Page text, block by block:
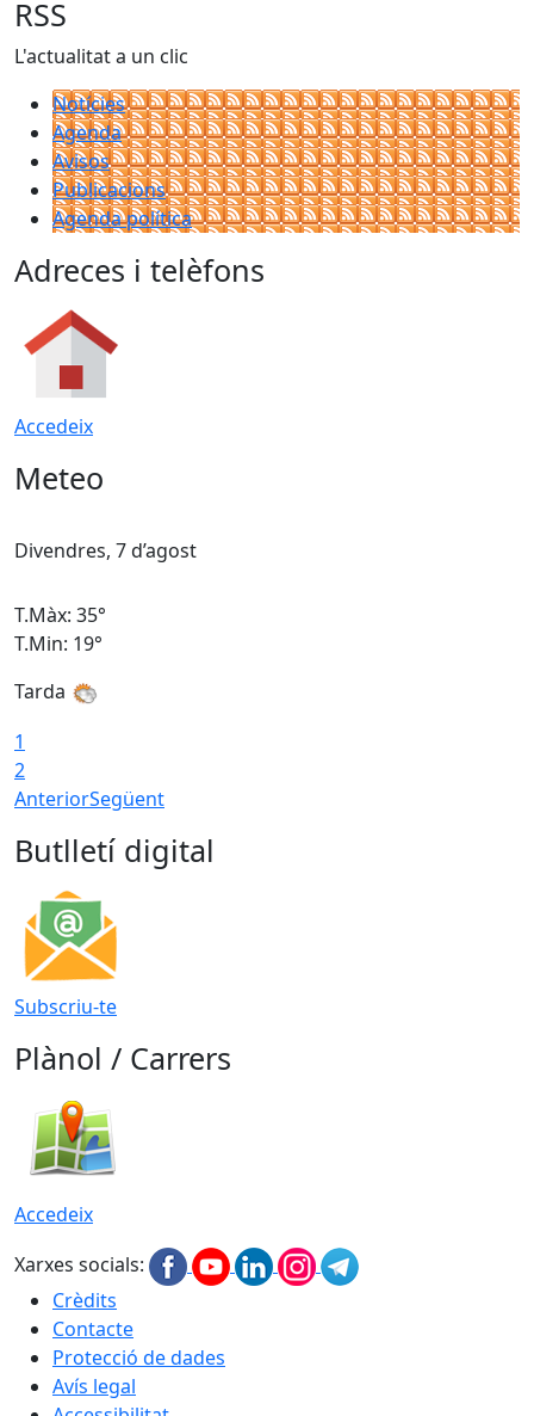
RSS
L'actualitat a un clic
Notícies
Agenda
Avisos
Publicacions
Agenda política
Adreces i telèfons
Accedeix
Meteo
Divendres, 7 d’agost
T.Màx: 35°
T.Min: 19°
Tarda
1
2
AnteriorSegüent
Butlletí digital
Subscriu-te
Plànol / Carrers
Accedeix
Xarxes socials:
Crèdits
Contacte
Protecció de dades
Avís legal